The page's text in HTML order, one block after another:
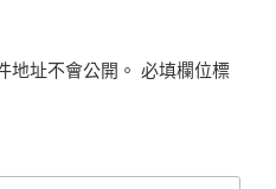
地址不會公開。 必填欄位標